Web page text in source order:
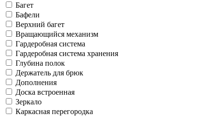
Багет
Бафели
Верхний багет
Вращающийся механизм
Гардеробная система
Гардеробная система хранения
Глубина полок
Держатель для брюк
Дополнения
Доска встроенная
Зеркало
Каркасная перегородка